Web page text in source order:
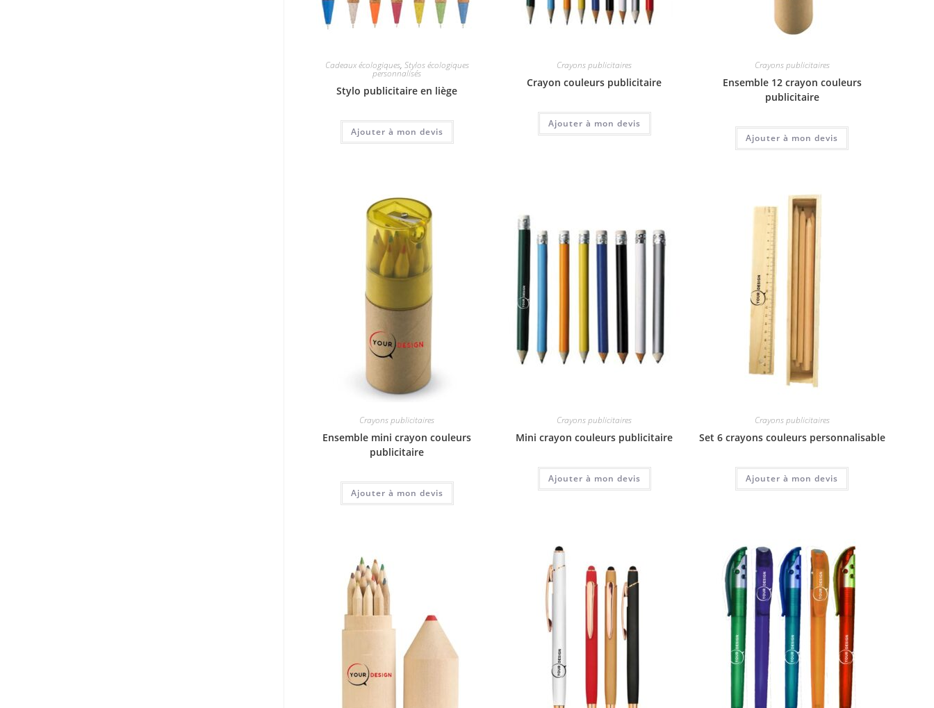
Cadeaux écologiques, Stylos écologiques
personnalisés
Stylo publicitaire en liège
Ajouter à mon devis
Crayons publicitaires
Crayon couleurs publicitaire
Ajouter à mon devis
Crayons publicitaires
Ensemble 12 crayon couleurs
publicitaire
Ajouter à mon devis
Crayons publicitaires
Ensemble mini crayon couleurs
publicitaire
Ajouter à mon devis
Crayons publicitaires
Mini crayon couleurs publicitaire
Ajouter à mon devis
Crayons publicitaires
Set 6 crayons couleurs personnalisable
Ajouter à mon devis